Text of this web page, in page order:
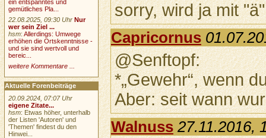
sorry, wird ja mit
Capricornus
@Senftopf:
*„Gewehr“, wenn
Aber: seit wann
Walnuss 27.11.2016,
ein entspanntes und
gemütliches Pla...
22.08.2025, 09:30 Uhr Nur
wer sein Ziel ...
hsm:Allerdings: Umwege
erhöhen die Ortskenntnisse -
und sie sind wertvoll und
bereic...
weitere Kommentare ...
Aktuelle Forenbeiträge
20.09.2024, 07:07 Uhr
eigene Zitate...
hsm: Etwas höher, unterhalb
der Listen 'Autoren' und
'Themen' findest du den
Hinwei...